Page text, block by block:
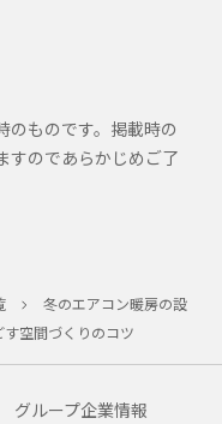
のものです。掲載時の
すのであらかじめご了
冬のエアコン暖房の設
空間づくりのコツ
グループ企業情報